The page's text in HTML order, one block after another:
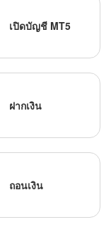
เปิดบัญชี MT5
ฝากเงิน
ถอนเงิน